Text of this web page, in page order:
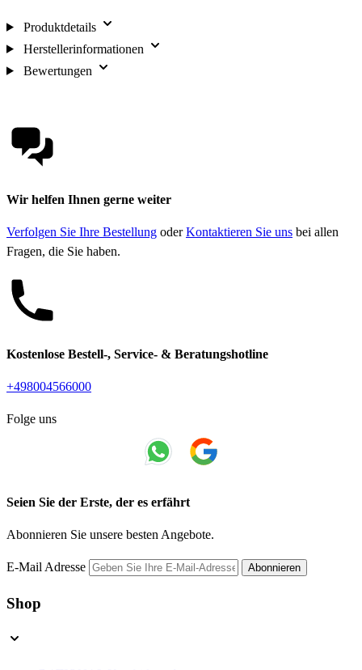
Produktdetails
Herstellerinformationen
Bewertungen
Wir helfen Ihnen gerne weiter
Verfolgen Sie Ihre Bestellung oderKontaktieren Sie uns bei allen
Fragen, die Sie haben.
Kostenlose Bestell-, Service- & Beratungshotline
+498004566000
Folge uns
Seien Sie der Erste, der es erfährt
Abonnieren Sie unsere besten Angebote.
E-Mail Adresse Abonnieren
Shop